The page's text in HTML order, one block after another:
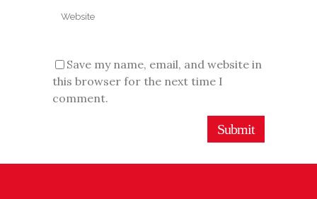
Save my name, email, and website in
this browser for the next time I
comment.